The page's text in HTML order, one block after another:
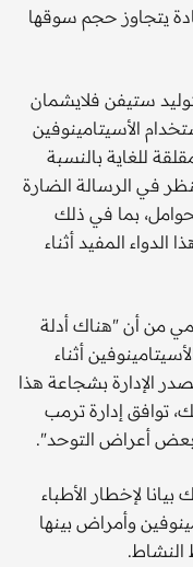
يتجاوز حجم سوقها
ستيفن فلايشمان
الأسيتامينوفين
للغاية بالنسبة
في الرسالة الضارة
بما في ذلك
المفيد أثناء
من أن "هناك أدلة
أثناء
الإدارة بشجاعة هذا
توافق إدارة ترمب
أعراض التوحد".
لإخطار الأطباء
وأمراض بينها
النشاط.